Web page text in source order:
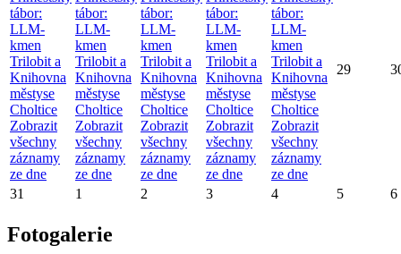
tábor:
LLM-
kmen
Trilobit a
Knihovna
městyse
Choltice
Zobrazit
všechny
záznamy
ze dne
tábor:
LLM-
kmen
Trilobit a
Knihovna
městyse
Choltice
Zobrazit
všechny
záznamy
ze dne
tábor:
LLM-
kmen
Trilobit a
Knihovna
městyse
Choltice
Zobrazit
všechny
záznamy
ze dne
tábor:
LLM-
kmen
Trilobit a
Knihovna
městyse
Choltice
Zobrazit
všechny
záznamy
ze dne
tábor:
LLM-
kmen
Trilobit a
Knihovna
městyse
Choltice
Zobrazit
všechny
záznamy
ze dne
29
31 1 2 3 4 5 6
Fotogalerie